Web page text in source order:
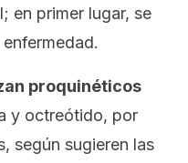
en primer lugar, se
proquinéticos
y octreótido, por
según sugieren las